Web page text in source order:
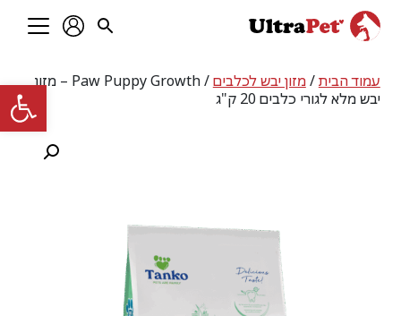
פתח עמוד הבית/מזון יבש לכלבים
/ Paw Puppy Growth – מזון
יבש מלא לגורי כלבים 20 ק"ג